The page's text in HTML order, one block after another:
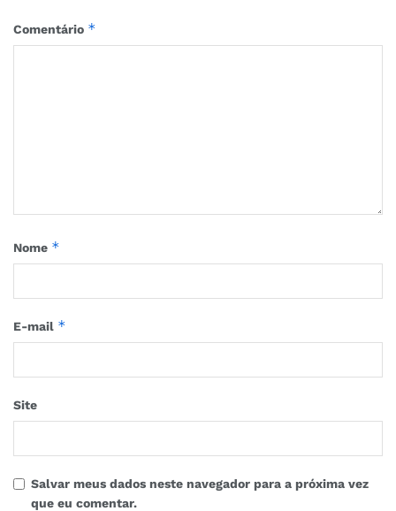
Comentário *
Nome *
E-mail *
Site
Salvar meus dados neste navegador para a próxima vez
que eu comentar.